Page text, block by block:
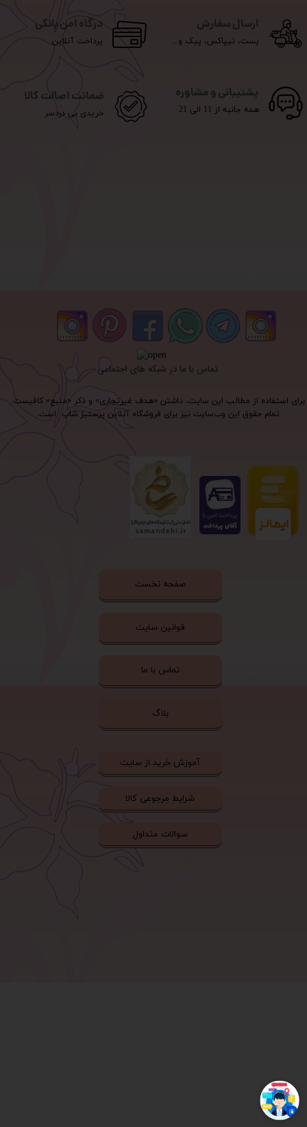
برای استفاده از مطالب این سایت، داشتن «هدف غیرتجاری» و ذکر «منبع» کافیست.
تمام حقوق اين وب‌سايت نیز برای فروشگاه آنلاین پرستیژ شاپ است.
ارسال سفارش
پست، تیپاکس، پیک و...
درگاه امن بانکی
پرداخت آنلاین
پشتیبانی و مشاوره
همه جانبه از 11 الی 21
ضمانت اصالت کالا
خریدی بی دردسر
تماس با ما در شبکه های اجتماعی
صفحه نخست
قوانین سایت
تماس با ما
بلاگ
آموزش خرید از سایت
شرایط مرجوعی کالا
سوالات متداول